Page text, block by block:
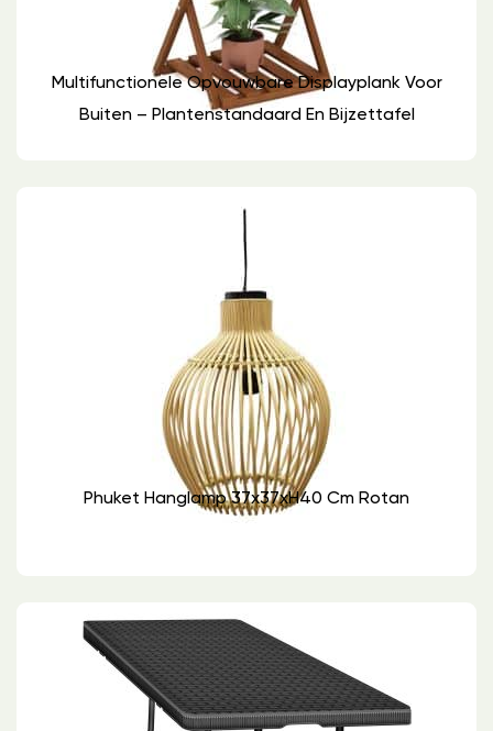
Multifunctionele Opvouwbare Displayplank Voor
Buiten – Plantenstandaard En Bijzettafel
Phuket Hanglamp 37x37xH40 Cm Rotan